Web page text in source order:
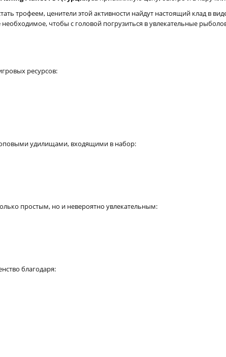
трофеем, ценители этой активности найдут настоящий клад в
необходимое, чтобы с головой погрузиться в увлекательные
ресурсов:
удилищами, входящими в набор:
простым, но и невероятно увлекательным:
благодаря: